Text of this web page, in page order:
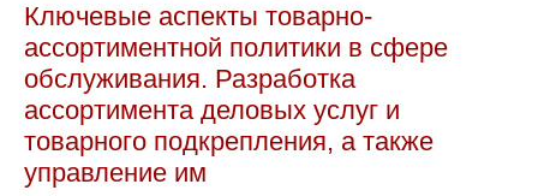
Ключевые аспекты товарно-
ассортиментной политики в сфере
обслуживания. Разработка
ассортимента деловых услуг и
товарного подкрепления, а также
управление им